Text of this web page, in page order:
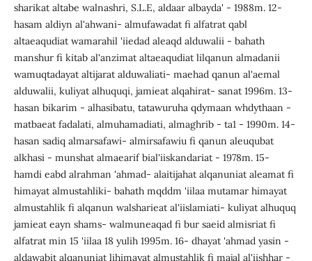
sharikat altabe walnashri, S.L.E, aldaar albayda' - 1988m. 12-
hasam aldiyn al'ahwani- almufawadat fi alfatrat qabl
altaeaqudiat wamarahil 'iiedad aleaqd alduwalii - bahath
manshur fi kitab al'anzimat altaeaqudiat lilqanun almadanii
wamuqtadayat altijarat alduwaliati- maehad qanun al'aemal
alduwalii, kuliyat alhuquqi, jamieat alqahirat- sanat 1996m. 13-
hasan bikarim - alhasibatu, tatawuruha qdymaan whdythaan -
matbaeat fadalati, almuhamadiati, almaghrib - ta1 - 1990m. 14-
hasan sadiq almarsafawi- almirsafawiu fi qanun aleuqubat
alkhasi - munshat almaearif bial'iiskandariat - 1978m. 15-
hamdi eabd alrahman 'ahmad- alaitijahat alqanuniat aleamat fi
himayat almustahliki- bahath mqddm 'iilaa mutamar himayat
almustahlik fi alqanun walsharieat al'iislamiati- kuliyat alhuquq
jamieat eayn shams- walmuneaqad fi bur saeid almisriat fi
alfatrat min 15 'iilaa 18 yulih 1995m. 16- dhayat 'ahmad yasin -
aldawabit alqanuniat lihimayat almustahlik fi majal al'iishhar -